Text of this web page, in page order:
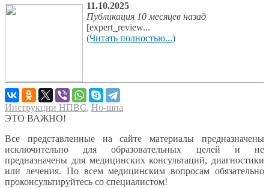
11.10.2025
Публикация 10 месяцев назад
[expert_review...
(Читать полностью...)
Инструкции НПВС, Но-шпа
ЭТО ВАЖНО!
Все представленные на сайте материалы предназначены
исключительно для образовательных целей и не
предназначены для медицинских консультаций, диагностики
или лечения. По всем медицинским вопросам обязательно
проконсультируйтесь со специалистом!